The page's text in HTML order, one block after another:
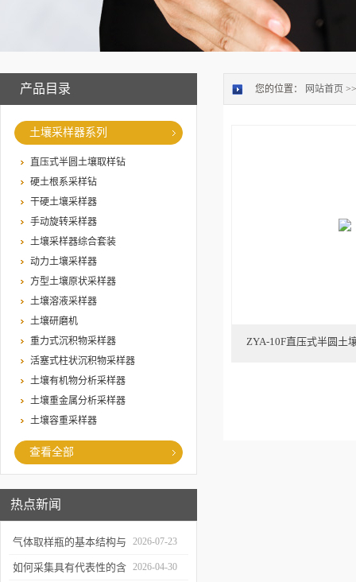
产品目录
土壤采样器系列
直压式半圆土壤取样钻
硬土根系采样钻
干硬土壤采样器
手动旋转采样器
土壤采样器综合套装
动力土壤采样器
方型土壤原状采样器
土壤溶液采样器
土壤研磨机
重力式沉积物采样器
活塞式柱状沉积物采样器
土壤有机物分析采样器
土壤重金属分析采样器
土壤容重采样器
查看全部
热点新闻
气体取样瓶的基本结构与
工作逻辑是什么？
2026-07-23
如何采集具有代表性的含 2026-04-30
您的位置： 网站首页
ZYA-10F直压式半圆土